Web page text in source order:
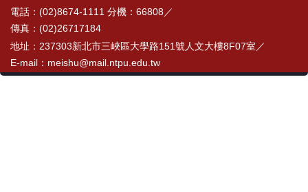
電話：(02)8674-1111 分機：66808／
傳真：(02)26717184
地址：237303新北市三峽區大學路151號人文大樓8F07室／
E-mail：meishu@mail.ntpu.edu.tw